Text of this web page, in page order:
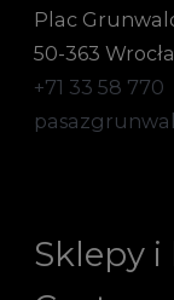
Plac
50-363
+71 33 58 770
Sklepy i